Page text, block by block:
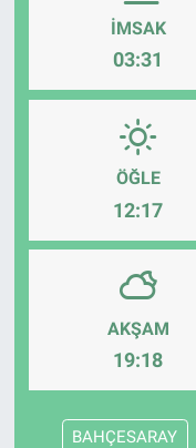
İMSAK
03:31
ÖĞLE
12:17
AKŞAM
19:18
BAHÇESARAY